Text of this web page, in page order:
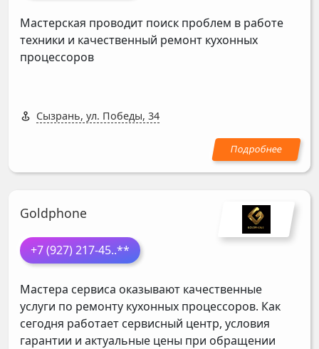
Мастерская проводит поиск проблем в работе
техники и качественный ремонт кухонных
процессоров
Сызрань, ул. Победы, 34
Goldphone
+7 (927) 217-45..**
Мастера сервиса оказывают качественные
услуги по ремонту кухонных процессоров. Как
сегодня работает сервисный центр, условия
гарантии и актуальные цены при обращении